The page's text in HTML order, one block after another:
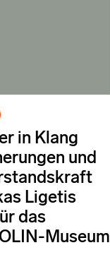
in Klang
und
Ligetis
das
Museum